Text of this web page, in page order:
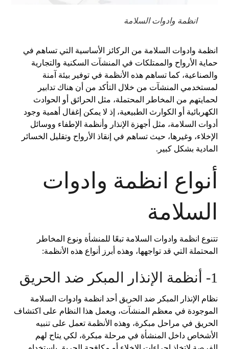
انظمة وادوات السلامة
انظمة وادوات السلامة من الركائز الأساسية التي تساهم في
حماية الأرواح والممتلكات في المنشآت السكنية والتجارية
والصناعية، كما تساهم هذه الأنظمة في توفير بيئة آمنة
لمستخدمي المنشآت من خلال التأكد من أن هناك تدابير
لحمايتهم من المخاطر المحتملة، مثل الحرائق أو الحوادث
الكهربائية أو الكوارث الطبيعية، إذ لا يمكن إغفال أهمية وجود
أدوات السلامة، مثل أجهزة الإنذار وأنظمة الإطفاء ووسائل
الإخلاء، وغيرها، حيث تساهم في إنقاذ الأرواح وتقليل الخسائر
المادية بشكل كبير.
أنواع انظمة وادوات
السلامة
تتنوع انظمة وادوات السلامة تبعًا للمنشأة ونوع المخاطر
المحتملة التي قد تواجهها، وهذه أبرز أنواع هذه الأنظمة:
1- أنظمة الإنذار المبكر ضد الحريق
نظام الإنذار المبكر ضد الحريق أحد انظمة وادوات السلامة
الموجودة في معظم المنشآت، ويعمل هذا النظام على اكتشاف
الحريق في مراحل مبكرة، وهذه الأنظمة تعمل على تنبيه
الأشخاص داخل المنشأة في مرحلة مبكرة، لكي يتاح لهم